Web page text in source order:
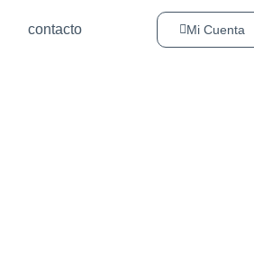
contacto Mi Cuenta